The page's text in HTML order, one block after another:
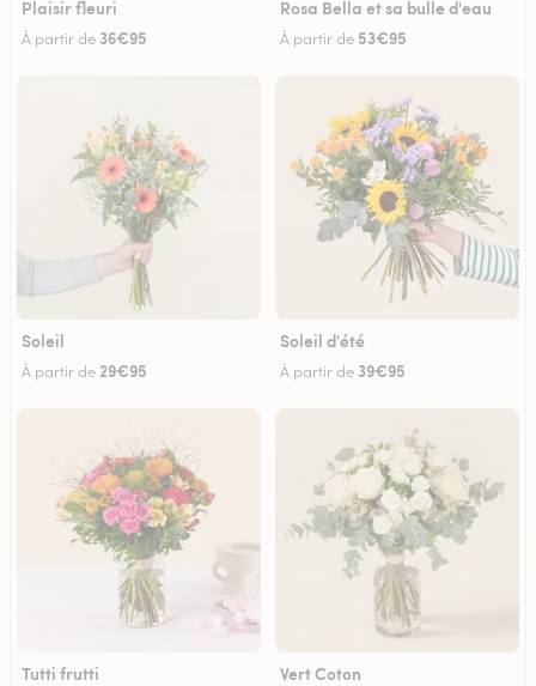
Plaisir fleuri
À partir de 36€95
Rosa Bella et sa bulle d'eau
À partir de 53€95
Soleil
À partir de29€95
Soleil d'été
À partir de 39€95
Tutti frutti Vert Coton